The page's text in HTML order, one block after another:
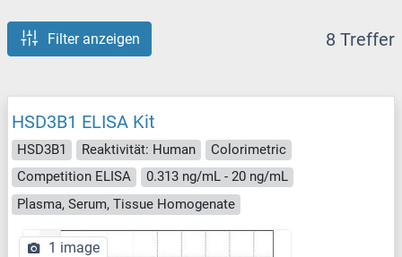
Filter anzeigen 8 Treffer
HSD3B1 ELISA Kit
HSD3B1 Reaktivität: Human
Colorimetric
Competition ELISA
0.313 ng/mL - 20 ng/mL
Plasma, Serum, Tissue Homogenate
1 image